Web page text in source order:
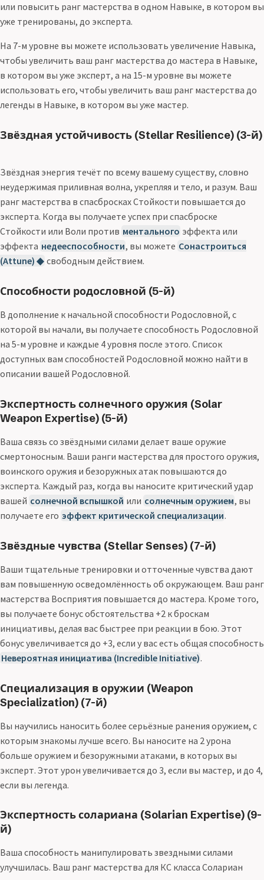
или повысить ранг мастерства в одном Навыке, в котором вы
уже тренированы, до эксперта.
На 7-м уровне вы можете использовать увеличение Навыка,
чтобы увеличить ваш ранг мастерства до мастера в Навыке,
в котором вы уже эксперт, а на 15-м уровне вы можете
использовать его, чтобы увеличить ваш ранг мастерства до
легенды в Навыке, в котором вы уже мастер.
Звёздная устойчивость (Stellar Resilience) (3-й)
Звёздная энергия течёт по всему вашему существу, словно
неудержимая приливная волна, укрепляя и тело, и разум. Ваш
ранг мастерства в спасбросках Стойкости повышается до
эксперта. Когда вы получаете успех при спасброске
Стойкости или Воли против ментального эффекта или
эффекта недееспособности, вы можете Сонастроиться
(Attune) ◆ свободным действием.
Способности родословной (5-й)
В дополнение к начальной способности Родословной, с
которой вы начали, вы получаете способность Родословной
на 5-м уровне и каждые 4 уровня после этого. Список
доступных вам способностей Родословной можно найти в
описании вашей Родословной.
Экспертность солнечного оружия (Solar
Weapon Expertise) (5-й)
Ваша связь со звёздными силами делает ваше оружие
смертоносным. Ваши ранги мастерства для простого оружия,
воинского оружия и безоружных атак повышаются до
эксперта. Каждый раз, когда вы наносите критический удар
вашей солнечной вспышкой или солнечным оружием, вы
получаете его эффект критической специализации.
Звёздные чувства (Stellar Senses) (7-й)
Ваши тщательные тренировки и отточенные чувства дают
вам повышенную осведомлённость об окружающем. Ваш ранг
мастерства Восприятия повышается до мастера. Кроме того,
вы получаете бонус обстоятельства +2 к броскам
инициативы, делая вас быстрее при реакции в бою. Этот
бонус увеличивается до +3, если у вас есть общая способность
Невероятная инициатива (Incredible Initiative).
Специализация в оружии (Weapon
Specialization) (7-й)
Вы научились наносить более серьёзные ранения оружием, с
которым знакомы лучше всего. Вы наносите на 2 урона
больше оружием и безоружными атаками, в которых вы
эксперт. Этот урон увеличивается до 3, если вы мастер, и до 4,
если вы легенда.
Экспертность солариана (Solarian Expertise) (9-
й)
Ваша способность манипулировать звездными силами
улучшилась. Ваш ранг мастерства для КС класса Солариан